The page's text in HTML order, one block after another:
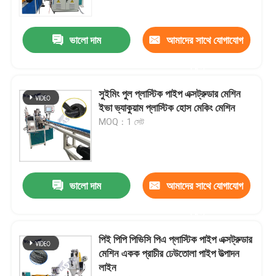
ভালো দাম আমাদের সাথে যোগাযোগ
সুইমিং পুল প্লাস্টিক পাইপ এক্সট্রুডার মেশিন
ইভা ভ্যাকুয়াম প্লাস্টিক হোস মেকিং মেশিন
MOQ：1 সেট
ভালো দাম আমাদের সাথে যোগাযোগ
পিই পিপি পিভিসি পিএ প্লাস্টিক পাইপ এক্সট্রুডার
মেশিন একক প্রাচীর ঢেউতোলা পাইপ উত্পাদন
লাইন